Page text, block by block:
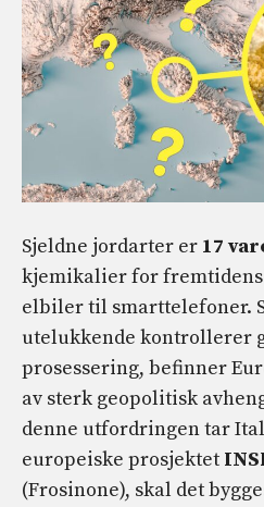
Sjeldne jordarter er 17
kjemikalier for
elbiler til smarttelefoner.
utelukkende kontrollerer
prosessering, befinner
av sterk geopolitisk
denne utfordringen tar
europeiske prosjektet
(Frosinone), skal det